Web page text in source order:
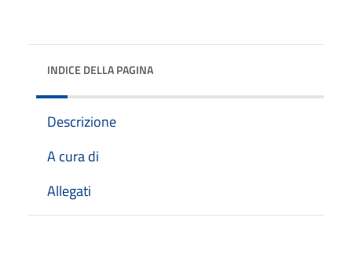
INDICE DELLA PAGINA
Descrizione
A cura di
Allegati